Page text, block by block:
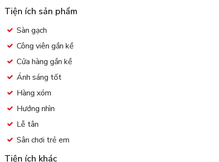
Tiện ích sản phẩm
Sàn gạch
Công viên gần kề
Cửa hàng gần kề
Ánh sáng tốt
Hàng xóm
Hướng nhìn
Lễ tân
Sân chơi trẻ em
Tiện ích khác